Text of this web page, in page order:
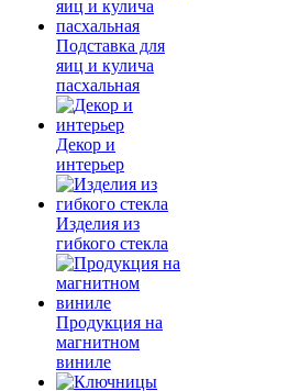
Подставка для
яиц и кулича
пасхальная
Декор и
интерьер
Изделия из
гибкого стекла
Продукция на
магнитном
виниле